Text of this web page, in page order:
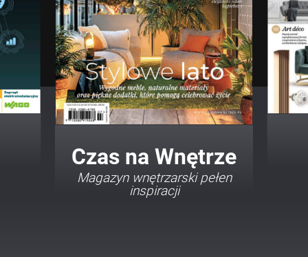
Twój Dom Twój Styl
Porady i inspiracje w
najmodniejszych stylach